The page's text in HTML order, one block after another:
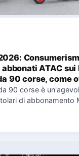
ATAC
90 corse, come
in caso di
90 corse è
di abbonamento